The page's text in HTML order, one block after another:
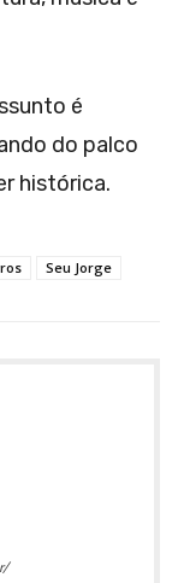
é
do palco
histórica.
Seu Jorge